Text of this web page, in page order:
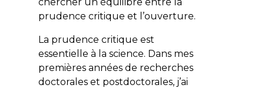
prudence critique et l’ouverture.
La prudence critique est
essentielle à la science. Dans mes
premières années de recherches
doctorales et postdoctorales, j’ai